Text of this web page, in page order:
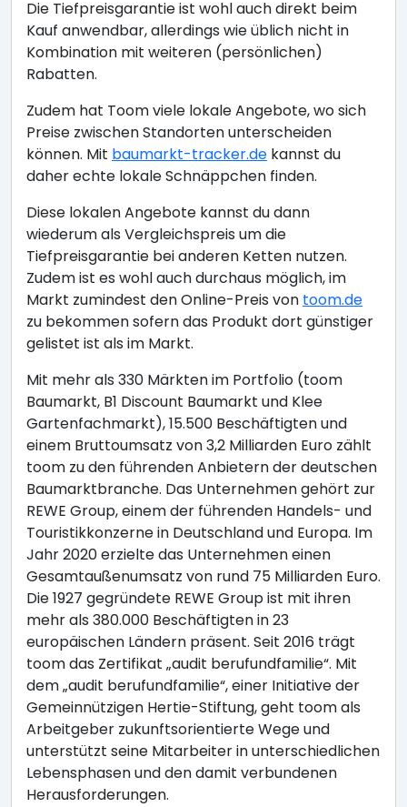
Die Tiefpreisgarantie ist wohl auch direkt beim
Kauf anwendbar, allerdings wie üblich nicht in
Kombination mit weiteren (persönlichen)
Rabatten.
Zudem hat Toom viele lokale Angebote, wo sich
Preise zwischen Standorten unterscheiden
können. Mit baumarkt-tracker.de kannst du
daher echte lokale Schnäppchen finden.
Diese lokalen Angebote kannst du dann
wiederum als Vergleichspreis um die
Tiefpreisgarantie bei anderen Ketten nutzen.
Zudem ist es wohl auch durchaus möglich, im
Markt zumindest den Online-Preis von toom.de
zu bekommen sofern das Produkt dort günstiger
gelistet ist als im Markt.
Mit mehr als 330 Märkten im Portfolio (toom
Baumarkt, B1 Discount Baumarkt und Klee
Gartenfachmarkt), 15.500 Beschäftigten und
einem Bruttoumsatz von 3,2 Milliarden Euro zählt
toom zu den führenden Anbietern der deutschen
Baumarktbranche. Das Unternehmen gehört zur
REWE Group, einem der führenden Handels- und
Touristikkonzerne in Deutschland und Europa. Im
Jahr 2020 erzielte das Unternehmen einen
Gesamtaußenumsatz von rund 75 Milliarden Euro.
Die 1927 gegründete REWE Group ist mit ihren
mehr als 380.000 Beschäftigten in 23
europäischen Ländern präsent. Seit 2016 trägt
toom das Zertifikat „audit berufundfamilie“. Mit
dem „audit berufundfamilie“, einer Initiative der
Gemeinnützigen Hertie-Stiftung, geht toom als
Arbeitgeber zukunftsorientierte Wege und
unterstützt seine Mitarbeiter in unterschiedlichen
Lebensphasen und den damit verbundenen
Herausforderungen.